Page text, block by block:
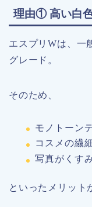
理由① 高い白
エスプリWは、一
グレード。
そのため、
モノトーン
コスメの繊
写真がくす
といったメリット